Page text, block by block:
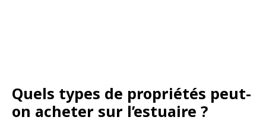
Quels types de propriétés peut-
on acheter sur l’estuaire ?